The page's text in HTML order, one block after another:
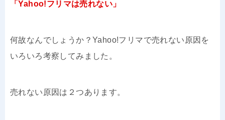
「Yahoo!フリマは売れない」
何故なんでしょうか？Yahoo!フリマで売れない原因を
いろいろ考察してみました。
売れない原因は２つあります。